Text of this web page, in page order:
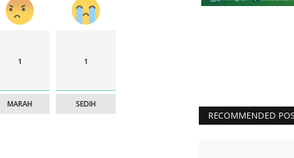
1
MARAH
1
SEDIH
RECOMMENDED